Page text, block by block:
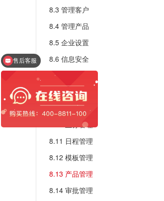
8.3 管理客户
8.4 管理产品
8.5 企业设置
8.6 信息安全
8.7 角色&权限
8.8 部门设置
8.9 人员管理
8.10 业务管理
8.11 日程管理
8.12 模板管理
8.13 产品管理
8.14 审批管理
售后客服